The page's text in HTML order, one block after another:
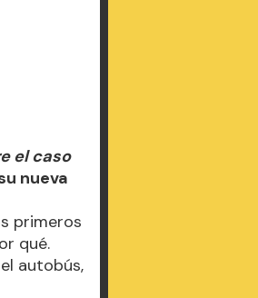
el caso
nueva
primeros
qué.
autobús,